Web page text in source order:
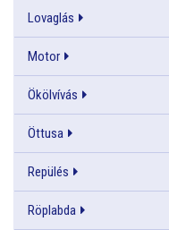
Lovaglás
Motor
Ökölvívás
Öttusa
Repülés
Röplabda